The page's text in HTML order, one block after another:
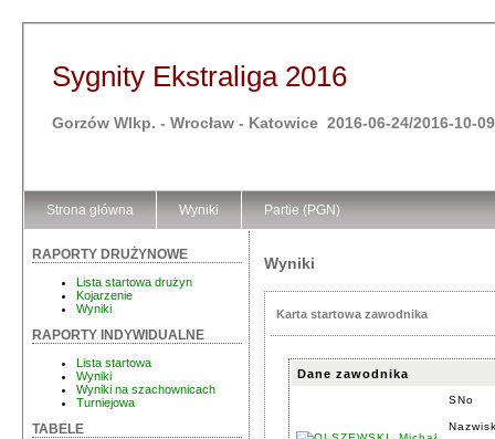
Sygnity Ekstraliga 2016
Gorzów Wlkp. - Wrocław - Katowice 2016-06-24/2016-10-09
Strona główna Wyniki Partie (PGN)
RAPORTY DRUŻYNOWE
Lista startowa drużyn
Kojarzenie
Wyniki
RAPORTY INDYWIDUALNE
Lista startowa
Wyniki
Wyniki na szachownicach
Turniejowa
TABELE
Wyniki
Karta startowa zawodnika
Dane zawodnika
SNo